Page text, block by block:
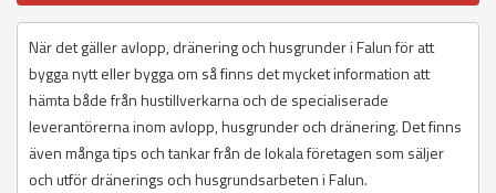
När det gäller avlopp, dränering och husgrunder i Falun för att
bygga nytt eller bygga om så finns det mycket information att
hämta både från hustillverkarna och de specialiserade
leverantörerna inom avlopp, husgrunder och dränering. Det finns
även många tips och tankar från de lokala företagen som säljer
och utför dränerings och husgrundsarbeten i Falun.